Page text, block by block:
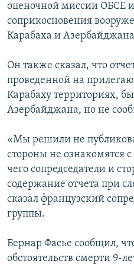
оценочной миссии ОБСЕ
соприкосновения
Карабаха и
Он также сказал, что
проведенной на
Карабаху территориях,
Азербайджана, но не
«Мы решили не
стороны не ознакомятся
чего сопредседатели и
содержание отчета при
сказал французский
группы.
Бернар Фасье сообщил,
обстоятельств смерти 9-